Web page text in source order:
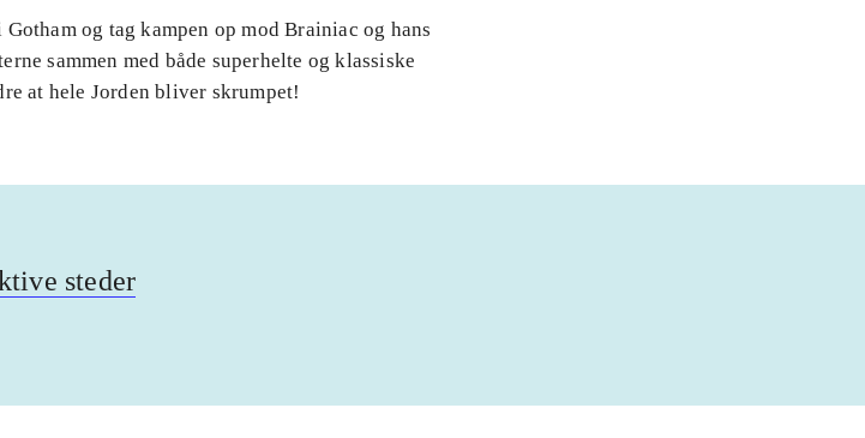
og tag kampen op mod Brainiac og hans
sammen med både superhelte og klassiske
at hele Jorden bliver skrumpet!
steder